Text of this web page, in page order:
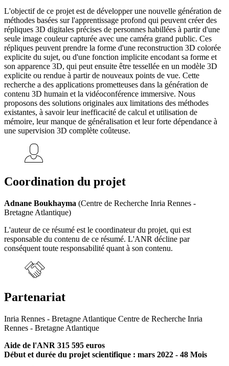
L'objectif de ce projet est de développer une nouvelle génération de
méthodes basées sur l'apprentissage profond qui peuvent créer des
répliques 3D digitales précises de personnes habillées à partir d'une
seule image couleur capturée avec une caméra grand public. Ces
répliques peuvent prendre la forme d'une reconstruction 3D colorée
explicite du sujet, ou d'une fonction implicite encodant sa forme et
son apparence 3D, qui peut ensuite être tessellée en un modèle 3D
explicite ou rendue à partir de nouveaux points de vue. Cette
recherche a des applications prometteuses dans la génération de
contenu 3D humain et la vidéoconférence immersive. Nous
proposons des solutions originales aux limitations des méthodes
existantes, à savoir leur inefficacité de calcul et utilisation de
mémoire, leur manque de généralisation et leur forte dépendance à
une supervision 3D complète coûteuse.
Coordination du projet
Adnane Boukhayma (Centre de Recherche Inria Rennes -
Bretagne Atlantique)
L'auteur de ce résumé est le coordinateur du projet, qui est
responsable du contenu de ce résumé. L'ANR décline par
conséquent toute responsabilité quant à son contenu.
Partenariat
Inria Rennes - Bretagne Atlantique Centre de Recherche Inria
Rennes - Bretagne Atlantique
Aide de l'ANR 315 595 euros
Début et durée du projet scientifique : mars 2022 - 48 Mois